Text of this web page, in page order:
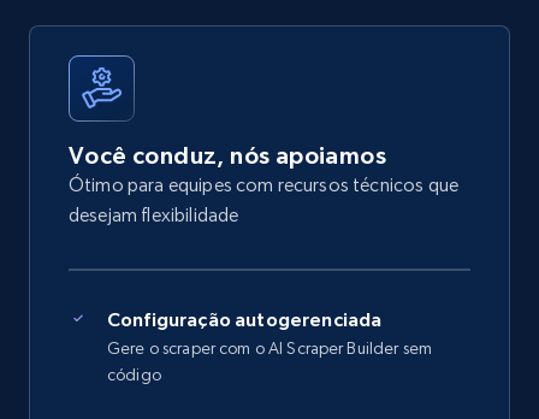
Você conduz, nós apoiamos
Ótimo para equipes com recursos técnicos que
desejam flexibilidade
Configuração autogerenciada
Gere o scraper com o AI Scraper Builder sem
código